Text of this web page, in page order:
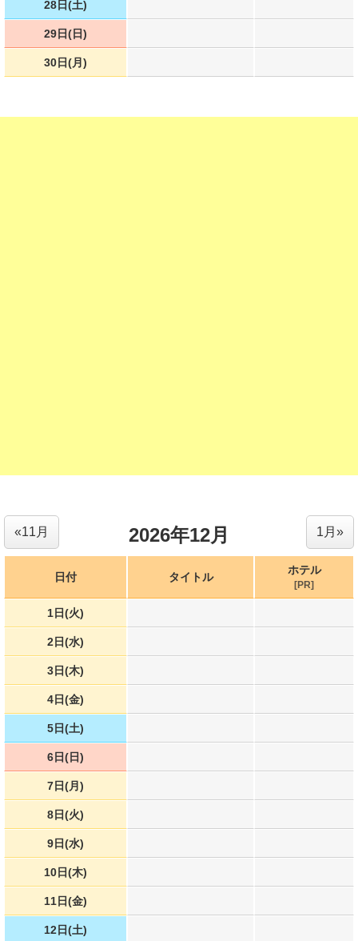
28日(土)
29日(日)
30日(月)
2026年12月 1月»
«11月
日付 タイトル
ホテル
[PR]
1日(火)
2日(水)
3日(木)
4日(金)
5日(土)
6日(日)
7日(月)
8日(火)
9日(水)
10日(木)
11日(金)
12日(土)